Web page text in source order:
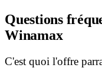
Questions
Winamax
C'est quoi l'offre